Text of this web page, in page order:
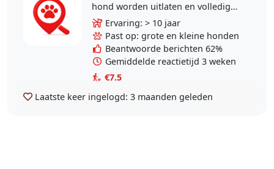
hond worden uitlaten en volledig
verzorgen. Ik heb ruime ervaring,
Het kan 1-malig zijn of op
regelmatige basis. De..
Ervaring: > 10 jaar
Past op: grote en kleine honden
Beantwoorde berichten 62%
Gemiddelde reactietijd 3 weken
€7.5
Laatste keer ingelogd: 3 maanden geleden